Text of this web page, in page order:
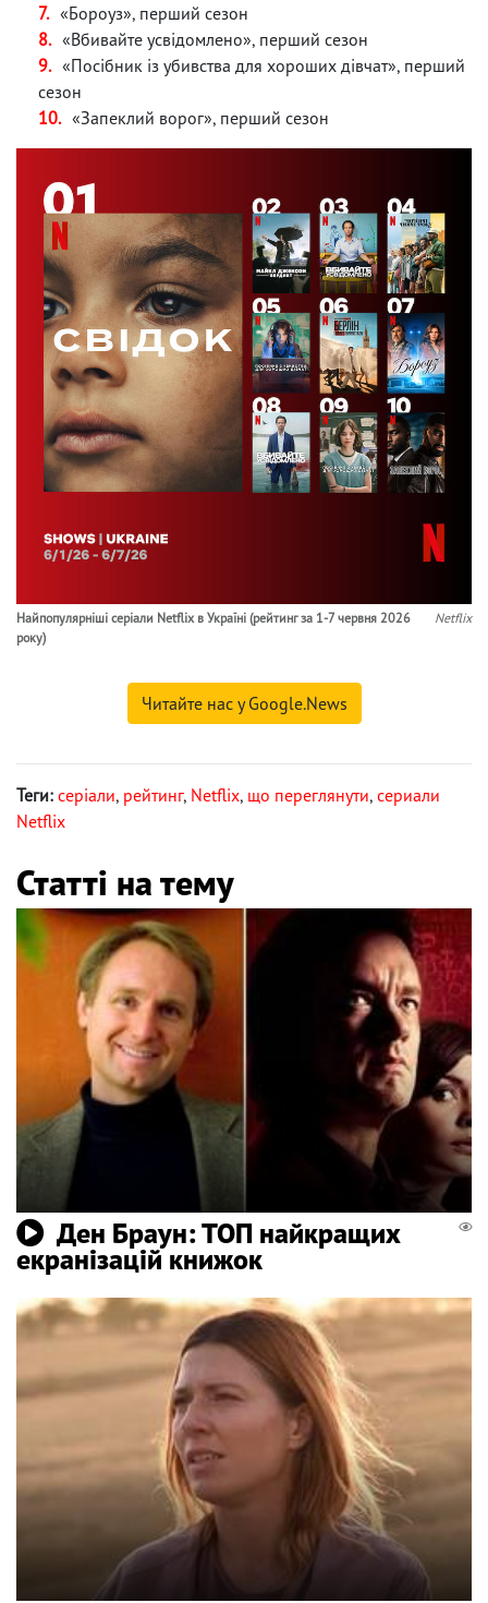
«Бороуз», перший сезон
«Вбивайте усвідомлено», перший сезон
«Посібник із убивства для хороших дівчат», перший
сезон
«Запеклий ворог», перший сезон
Найпопулярніші серіали Netflix в Україні (рейтинг за 1-7 червня 2026
року)
Netflix
Читайте нас у Google.News
Теги: серіали, рейтинг, Netflix, що переглянути, сериали
Netflix
Статті на тему
Ден Браун: ТОП найкращих
екранізацій книжок